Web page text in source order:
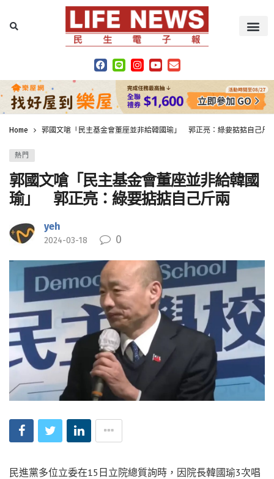
Home 郭國文嗆「民主基金會董座並非給韓國瑜」 郭正亮：綠要掂掂自己斤
熱門
郭國文嗆「民主基金會董座並非給韓國
瑜」 郭正亮：綠要掂掂自己斤兩
yeh
2024-03-18 0
民進黨多位立委在15日立院總質詢時，因院長韓國瑜3次唱